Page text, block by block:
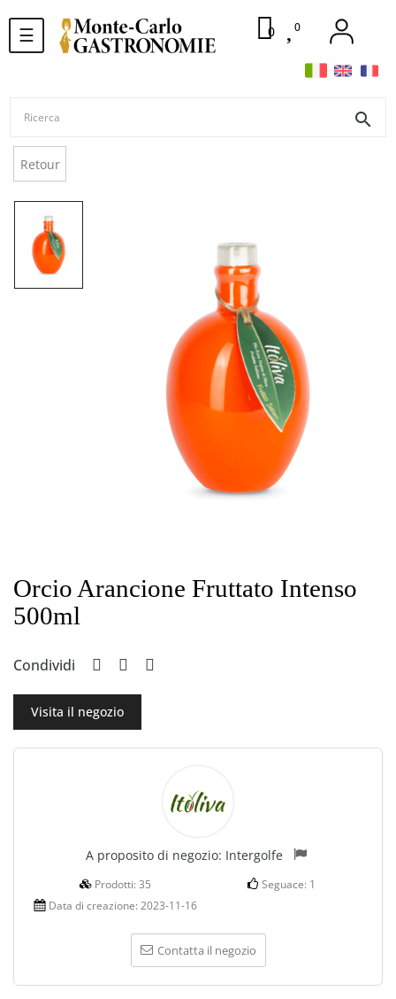
navigazione
Toggle
☰
search
0 0
Retour
Orcio Arancione Fruttato Intenso
500ml
Condividi
Visita il negozio
A proposito di negozio: Intergolfe
Prodotti: 35 Seguace: 1
Data di creazione: 2023-11-16
Contatta il negozio